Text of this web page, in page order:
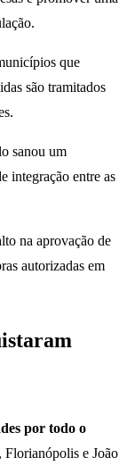
que
são tramitados
sanou um
integração entre as
na aprovação de
autorizadas em
por todo o
Florianópolis e João